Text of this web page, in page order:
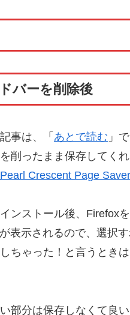
バーを削除後
事は、「 あとで読む 」
削ったまま保存してく
Pearl Crescent Page Saver
ンストール後、Firefox
表示されるので、選択
ちゃった！と言うとき
部分は保存しなくて良